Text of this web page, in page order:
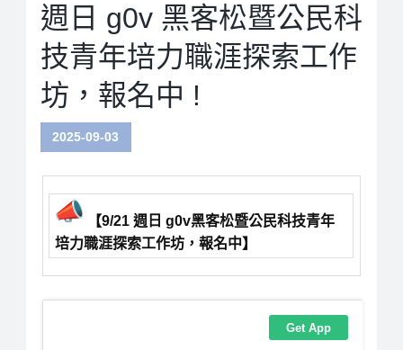
週日 g0v 黑客松暨公民科
技青年培力職涯探索工作
坊，報名中 !
2025-09-03
【9/21 週日 g0v黑客松暨公民科技青年
培力職涯探索工作坊，報名中】